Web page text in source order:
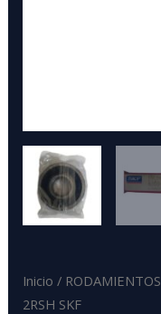
Inicio / RODAMIENTOS
2RSH SKF